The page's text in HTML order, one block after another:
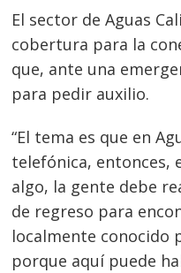
El sector de Aguas
cobertura para la
que, ante una
para pedir auxilio.
“El tema es que en
telefónica, entonces,
algo, la gente debe
de regreso para
localmente conocido
porque aquí puede